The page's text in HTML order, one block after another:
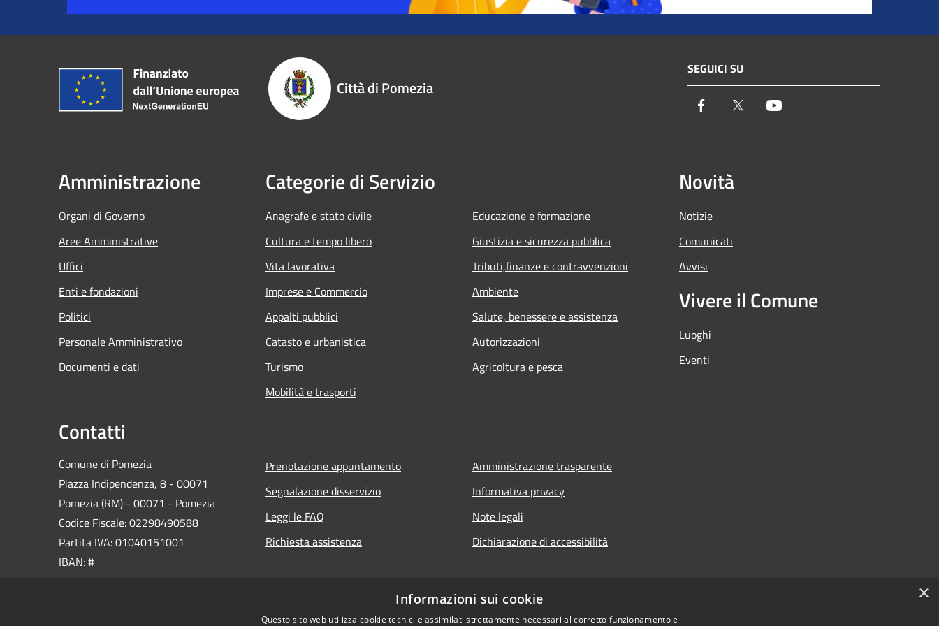
Città di Pomezia
SEGUICI SU
Facebook Twitter
Amministrazione
Organi di Governo
Aree Amministrative
Uffici
Enti e fondazioni
Politici
Personale Amministrativo
Documenti e dati
Categorie di Servizio
Anagrafe e stato civile
Cultura e tempo libero
Vita lavorativa
Imprese e Commercio
Appalti pubblici
Catasto e urbanistica
Turismo
Mobilità e trasporti
Educazione e formazione
Giustizia e sicurezza pubblica
Tributi,finanze e contravvenzioni
Ambiente
Salute, benessere e assistenza
Autorizzazioni
Agricoltura e pesca
Novità
Notizie
Comunicati
Avvisi
Vivere il Comune
Luoghi
Eventi
Contatti
Comune di Pomezia
Piazza Indipendenza, 8 - 00071
Pomezia (RM) - 00071 - Pomezia
Codice Fiscale: 02298490588
Partita IVA: 01040151001
IBAN: #
Prenotazione appuntamento
Segnalazione disservizio
Leggi le FAQ
Richiesta assistenza
Amministrazione trasparente
Informativa privacy
Note legali
Dichiarazione di accessibilità
×
Informazioni sui cookie
Questo sito web utilizza cookie tecnici e assimilati strettamente necessari al corretto funzionamento e